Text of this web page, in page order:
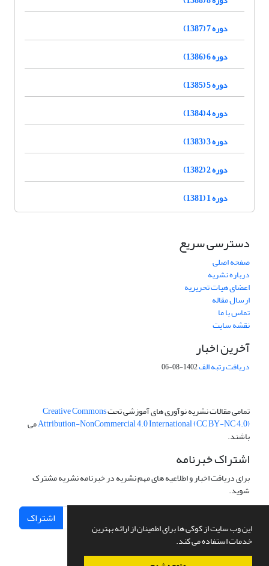
این وب سایت از کوکی ها برای اطمینان از ارائه بهترین
خدمات استفاده می کند.
دوره 7 (1387)
دوره 6 (1386)
دوره 5 (1385)
دوره 4 (1384)
دوره 3 (1383)
دوره 2 (1382)
دوره 1 (1381)
دسترسی سریع
صفحه اصلی
درباره نشریه
اعضای هیات تحریریه
ارسال مقاله
تماس با ما
نقشه سایت
آخرین اخبار
دریافت رتبه الف1402-08-06
تمامی مقالات نشریه نوآوری های آموزشی تحتCreative Commons
Attribution-NonCommercial 4.0 International (CC BY-NC 4.0)می
باشند.
اشتراک خبرنامه
برای دریافت اخبار و اطلاعیه های مهم نشریه در خبرنامه نشریه مشترک
شوید.
اشتراک